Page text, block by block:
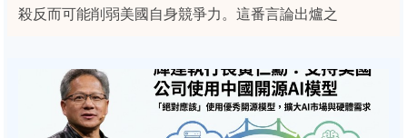
殺反而可能削弱美國自身競爭力。這番言論出爐之